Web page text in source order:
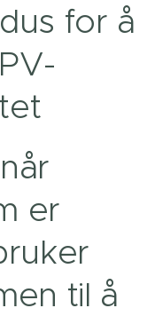
for å
er
til å